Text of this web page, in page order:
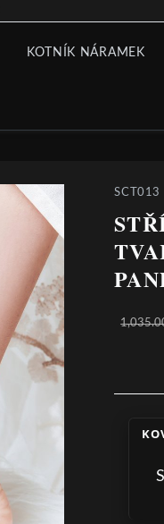
KOTNÍK NÁRAMEK
SCT013